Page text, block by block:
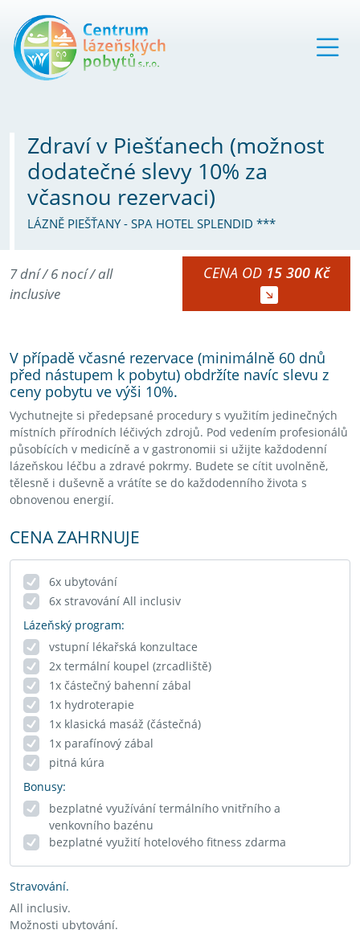
Zdraví v Piešťanech (možnost
dodatečné slevy 10% za
včasnou rezervaci)
LÁZNĚ PIEŠŤANY - SPA HOTEL SPLENDID ***
7 dní / 6 nocí / all
inclusive
CENA OD 15 300 Kč
V případě včasné rezervace (minimálně 60 dnů
před nástupem k pobytu) obdržíte navíc slevu z
ceny pobytu ve výši 10%.
Vychutnejte si předepsané procedury s využitím jedinečných
místních přírodních léčivých zdrojů. Pod vedením profesionálů
působících v medicíně a v gastronomii si užijte každodenní
lázeňskou léčbu a zdravé pokrmy. Budete se cítit uvolněně,
tělesně i duševně a vrátíte se do každodenního života s
obnovenou energií.
CENA ZAHRNUJE
6x ubytování
6x stravování All inclusiv
Lázeňský program:
vstupní lékařská konzultace
2x termální koupel (zrcadliště)
1x částečný bahenní zábal
1x hydroterapie
1x klasická masáž (částečná)
1x parafínový zábal
pitná kúra
Bonusy:
bezplatné využívání termálního vnitřního a
venkovního bazénu
bezplatné využití hotelového fitness zdarma
Stravování.
All inclusiv.
Možnosti ubytování.